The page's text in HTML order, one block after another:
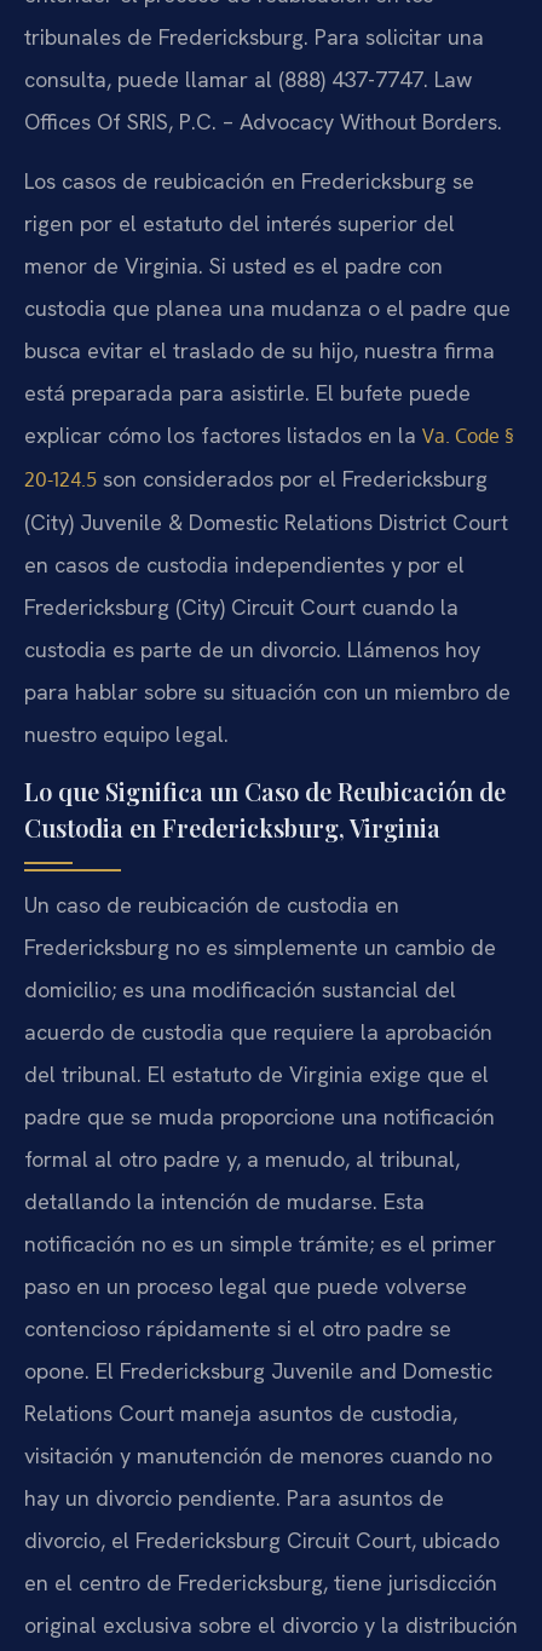
tribunales de Fredericksburg. Para solicitar una
consulta, puede llamar al (888) 437-7747. Law
Offices Of SRIS, P.C. – Advocacy Without Borders.
Los casos de reubicación en Fredericksburg se
rigen por el estatuto del interés superior del
menor de Virginia. Si usted es el padre con
custodia que planea una mudanza o el padre que
busca evitar el traslado de su hijo, nuestra firma
está preparada para asistirle. El bufete puede
explicar cómo los factores listados en la Va. Code §
20-124.5 son considerados por el Fredericksburg
(City) Juvenile & Domestic Relations District Court
en casos de custodia independientes y por el
Fredericksburg (City) Circuit Court cuando la
custodia es parte de un divorcio. Llámenos hoy
para hablar sobre su situación con un miembro de
nuestro equipo legal.
Lo que Significa un Caso de Reubicación de
Custodia en Fredericksburg, Virginia
Un caso de reubicación de custodia en
Fredericksburg no es simplemente un cambio de
domicilio; es una modificación sustancial del
acuerdo de custodia que requiere la aprobación
del tribunal. El estatuto de Virginia exige que el
padre que se muda proporcione una notificación
formal al otro padre y, a menudo, al tribunal,
detallando la intención de mudarse. Esta
notificación no es un simple trámite; es el primer
paso en un proceso legal que puede volverse
contencioso rápidamente si el otro padre se
opone. El Fredericksburg Juvenile and Domestic
Relations Court maneja asuntos de custodia,
visitación y manutención de menores cuando no
hay un divorcio pendiente. Para asuntos de
divorcio, el Fredericksburg Circuit Court, ubicado
en el centro de Fredericksburg, tiene jurisdicción
original exclusiva sobre el divorcio y la distribución